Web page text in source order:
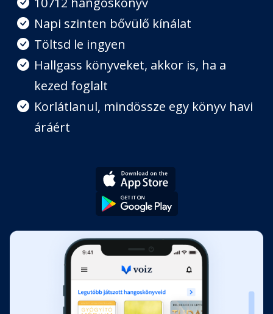
Napi szinten bővülő kínálat
Töltsd le ingyen
Hallgass könyveket, akkor is, ha a
kezed foglalt
Korlátlanul, mindössze egy könyv havi
áráért